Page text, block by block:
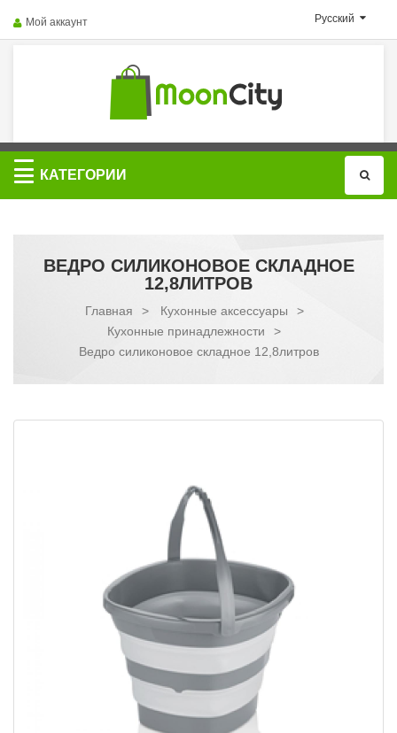
Русский
Мой аккаунт
Категории
КАТЕГОРИИ
ВЕДРО СИЛИКОНОВОЕ СКЛАДНОЕ
12,8ЛИТРОВ
Главная > Кухонные аксессуары
>
Кухонные принадлежности
>
Ведро силиконовое складное 12,8литров